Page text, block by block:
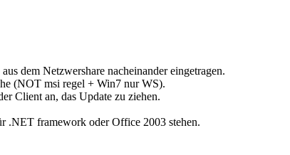
dem Netzwershare nacheinander eingetragen.
(NOT msi regel + Win7 nur WS).
Client an, das Update zu ziehen.
.NET framework oder Office 2003 stehen.